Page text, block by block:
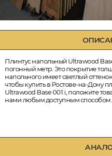
Плинтус напольный Ultrawood
погонный метр. Это покрытие
напольного имеет светлый
чтобы купить в Ростове-на-Дону
Ultrawood Base 001 i, положите
нами любым доступным способом.